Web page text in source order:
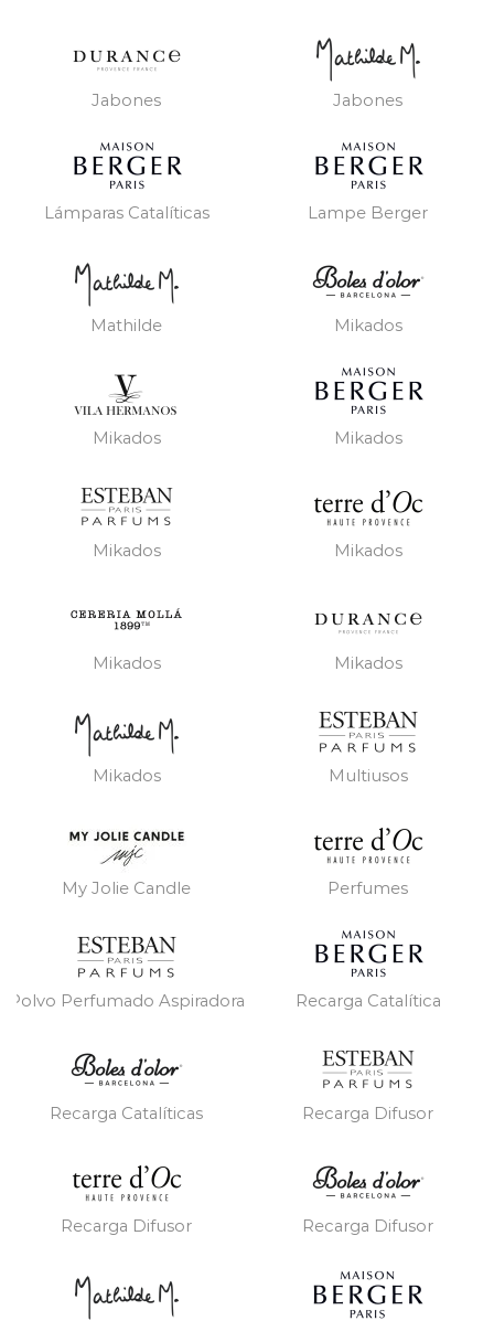
Jabones Jabones
Lámparas Catalíticas Lampe Berger
Mathilde Mikados
Mikados Mikados
Mikados Mikados
Mikados Mikados
Mikados Multiusos
My Jolie Candle Perfumes
Polvo Perfumado Aspiradora Recarga Catalítica
Recarga Catalíticas Recarga Difusor
Recarga Difusor Recarga Difusor